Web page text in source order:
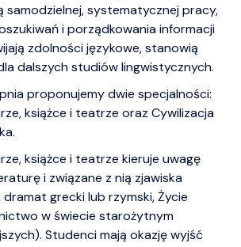
samodzielnej, systematycznej pracy,
i porządkowania informacji
zdolności językowe, stanowią
dalszych studiów lingwistycznych.
proponujemy dwie specjalności:
książce i teatrze oraz Cywilizacja
książce i teatrze kieruje uwagę
i związane z nią zjawiska
grecki lub rzymski, Życie
w świecie starożytnym
Studenci mają okazję wyjść